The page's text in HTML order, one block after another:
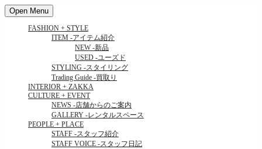
Open Menu
FASHION + STYLE
ITEM -アイテム紹介
NEW-新品
USED -ユーズド
STYLING -スタイリング
Trading Guide -買取り
INTERIOR + ZAKKA
CULTURE + EVENT
NEWS -店舗からのご案内
GALLERY -レンタルスペース
PEOPLE + PLACE
STAFF -スタッフ紹介
STAFF VOICE -スタッフ日記